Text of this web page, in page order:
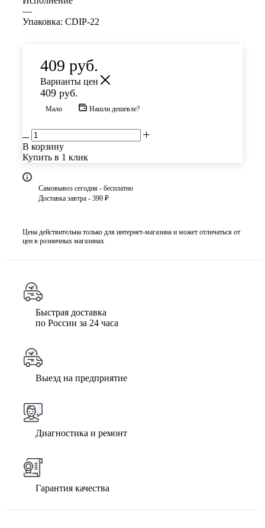
—
Упаковка: CDIP-22
409 руб.
Варианты цен
409 руб.
Мало Нашли дешевле?
В корзину
Купить в 1 клик
Самовывоз сегодня - бесплатно
Доставка завтра - 390 ₽
Цена действительна только для интернет-магазина и может отличаться от
цен в розничных магазинах
Быстрая доставка
по России за 24 часа
Выезд на предприятие
Диагностика и ремонт
Гарантия качества